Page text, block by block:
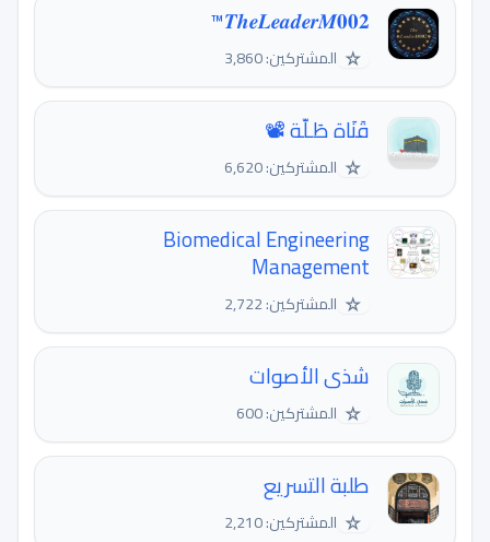
𝑻𝒉𝒆𝑳𝒆𝒂𝒅𝒆𝒓𝑴𝟎𝟎𝟐™
☆ المشتركين: 3,860
قَنَاة طَـلّة 📽
☆ المشتركين: 6,620
Biomedical Engineering
Management
☆ المشتركين: 2,722
شذى الأصوات
☆ المشتركين: 600
طلبة التسريع
☆ المشتركين: 2,210